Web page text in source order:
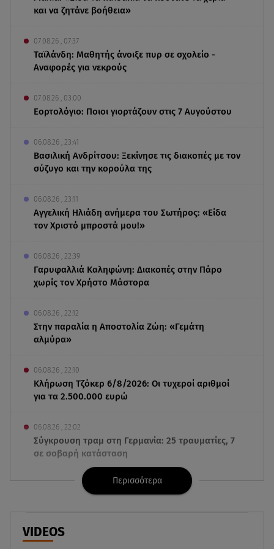
και να ζητάνε βοήθεια»
07.08.26 , 07:37
Ταϊλάνδη: Μαθητής άνοιξε πυρ σε σχολείο -
Αναφορές για νεκρούς
07.08.26 , 03:00
Εορτολόγιο: Ποιοι γιορτάζουν στις 7 Αυγούστου
06.08.26 , 23:41
Βασιλική Ανδρίτσου: Ξεκίνησε τις διακοπές με τον
σύζυγο και την κορούλα της
06.08.26 , 23:11
Αγγελική Ηλιάδη ανήμερα του Σωτήρος: «Είδα
τον Χριστό μπροστά μου!»
06.08.26 , 22:39
Γαρυφαλλιά Καληφώνη: Διακοπές στην Πάρο
χωρίς τον Χρήστο Μάστορα
06.08.26 , 22:12
Στην παραλία η Αποστολία Ζώη: «Γεμάτη
αλμύρα»
06.08.26 , 22:10
Κλήρωση Τζόκερ 6/8/2026: Οι τυχεροί αριθμοί
για τα 2.500.000 ευρώ
06.08.26 , 22:02
Σύγκρουση τραμ στη Γερμανία: 25 τραυματίες, 7
σε σοβαρή κατάσταση
06.08.26 , 21:59
Νέες τουρκικές προκλήσεις στο Αιγαίο -
Αερομαχία με ελληνικά F-16
06.08.26 , 21:31
Περισσότερα
VIDEOS